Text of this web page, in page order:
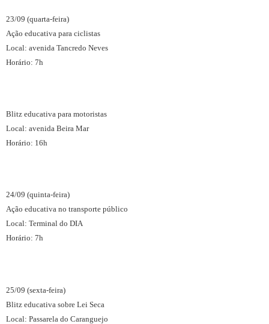
23/09 (quarta-feira)
Ação educativa para ciclistas
Local: avenida Tancredo Neves
Horário: 7h
Blitz educativa para motoristas
Local: avenida Beira Mar
Horário: 16h
24/09 (quinta-feira)
Ação educativa no transporte público
Local: Terminal do DIA
Horário: 7h
25/09 (sexta-feira)
Blitz educativa sobre Lei Seca
Local: Passarela do Caranguejo